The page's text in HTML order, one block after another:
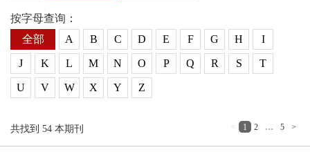
按字母查询：
全部
A B C D E F G H I
J K L M N O P Q R S T
U V W X Y Z
共找到 54 本期刊 < 1 2 … 5 >